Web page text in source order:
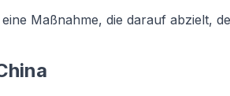
eine Maßnahme, die darauf abzielt,